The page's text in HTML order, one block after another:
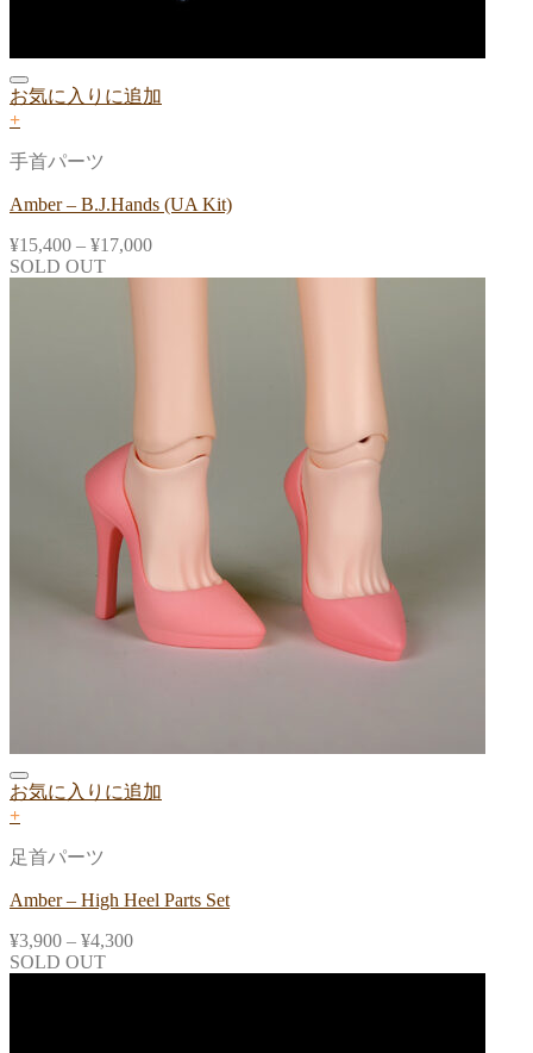
お気に入りに追加
+
手首パーツ
Amber – B.J.Hands (UA Kit)
¥15,400 – ¥17,000
SOLD OUT
お気に入りに追加
+
足首パーツ
Amber – High Heel Parts Set
¥3,900 – ¥4,300
SOLD OUT